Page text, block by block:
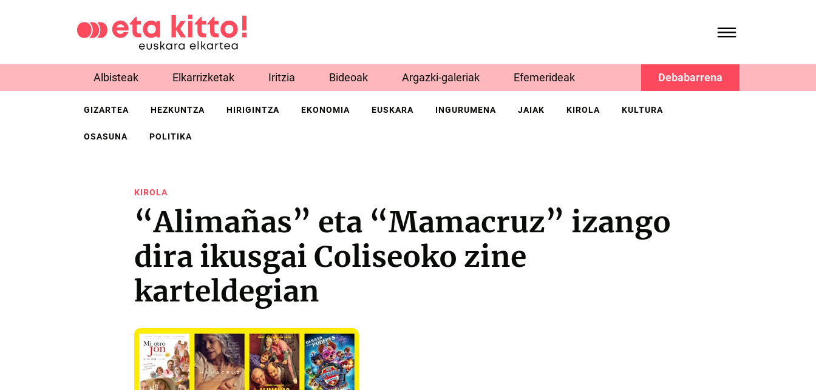
Albisteak Elkarrizketak Iritzia Bideoak Argazki-galeriak Efemerideak Debabarrena
GIZARTEA HEZKUNTZA HIRIGINTZA EKONOMIA EUSKARA INGURUMENA JAIAK KIROLA KULTURA
OSASUNA POLITIKA
KIROLA
“Alimañas” eta “Mamacruz” izango
dira ikusgai Coliseoko zine
karteldegian